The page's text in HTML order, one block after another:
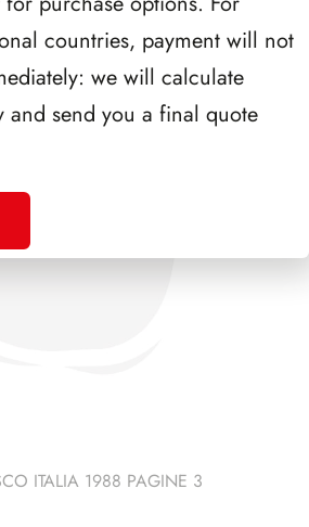
ITALIA 1988 PAGINE 3
countries, payment will not
we will calculate
and send you a final quote